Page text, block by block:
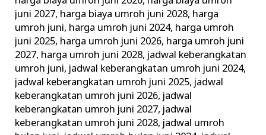
juni 2027, harga biaya umroh juni 2028, harga
umroh juni, harga umroh juni 2024, harga umroh
juni 2025, harga umroh juni 2026, harga umroh juni
2027, harga umroh juni 2028, jadwal keberangkatan
umroh juni, jadwal keberangkatan umroh juni 2024,
jadwal keberangkatan umroh juni 2025, jadwal
keberangkatan umroh juni 2026, jadwal
keberangkatan umroh juni 2027, jadwal
keberangkatan umroh juni 2028, jadwal umroh